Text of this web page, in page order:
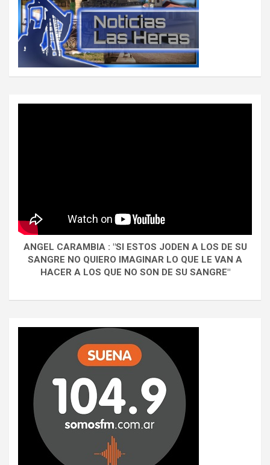
ANGEL CARAMBIA : "SI ESTOS JODEN A LOS DE SU
SANGRE NO QUIERO IMAGINAR LO QUE LE VAN A
HACER A LOS QUE NO SON DE SU SANGRE"